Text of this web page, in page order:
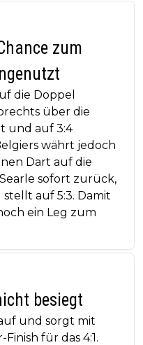
zum
die Doppel
über die
und auf 3:4
währt jedoch
Dart auf die
sofort zurück,
auf 5:3. Damit
ein Leg zum
besiegt
und sorgt mit
für das 4:1.